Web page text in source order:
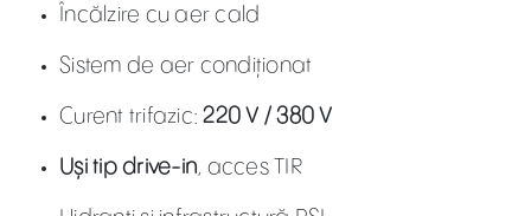
Încălzire cu aer cald
Sistem de aer condiționat
Curent trifazic:220 V / 380 V
Uși tip drive-in, acces TIR